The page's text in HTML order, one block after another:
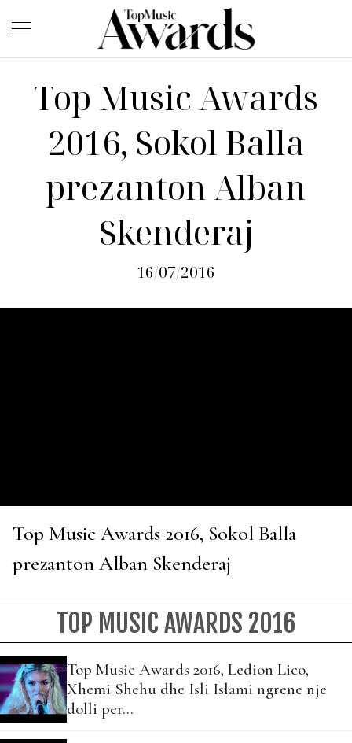
Top Music Awards
2016, Sokol Balla
prezanton Alban
Skenderaj
16/07/2016
Top Music Awards 2016, Sokol Balla
prezanton Alban Skenderaj
TOP MUSIC AWARDS 2016
Top Music Awards 2016, Ledion Lico,
Xhemi Shehu dhe Isli Islami ngrene nje
dolli per…